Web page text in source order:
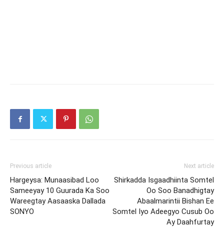
Previous article
Hargeysa: Munaasibad Loo
Sameeyay 10 Guurada Ka Soo
Wareegtay Aasaaska Dallada
SONYO
Next article
Shirkadda Isgaadhiinta Somtel
Oo Soo Banadhigtay
Abaalmarintii Bishan Ee
Somtel Iyo Adeegyo Cusub Oo
Ay Daahfurtay